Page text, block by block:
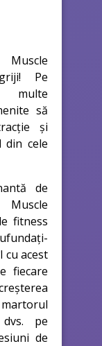
Pe
multe
să
și
din cele
de
fitness
cu acest
fiecare
pe
de